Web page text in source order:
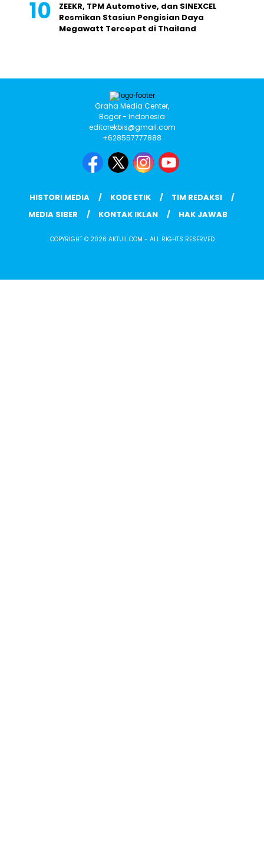
ZEEKR, TPM Automotive, dan SINEXCEL
Resmikan Stasiun Pengisian Daya
Megawatt Tercepat di Thailand
Graha Media Center,
Bogor - Indonesia
editorekbis@gmail.com
+628557777888
HISTORI MEDIA KODE ETIK
TIM REDAKSI
MEDIA SIBER
KONTAK IKLAN HAK JAWAB
COPYRIGHT © 2026 AKTUIL.COM - ALL RIGHTS RESERVED